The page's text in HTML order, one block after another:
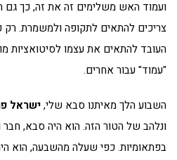
ועמוד האש משלימים זה את זה, כך גם
צריכים להתאים לתקופה ולמשמרת. רק
העובד להתאים את עצמו לסיטואציות
"עמוד" עבור אחרים.
השבוע הלך מאיתנו סבא שלי,ישראל
ונלהב של הטור הזה. הוא היה סבא, חבר
בפתאומיות. כפי שעלה מהשבעה, הוא